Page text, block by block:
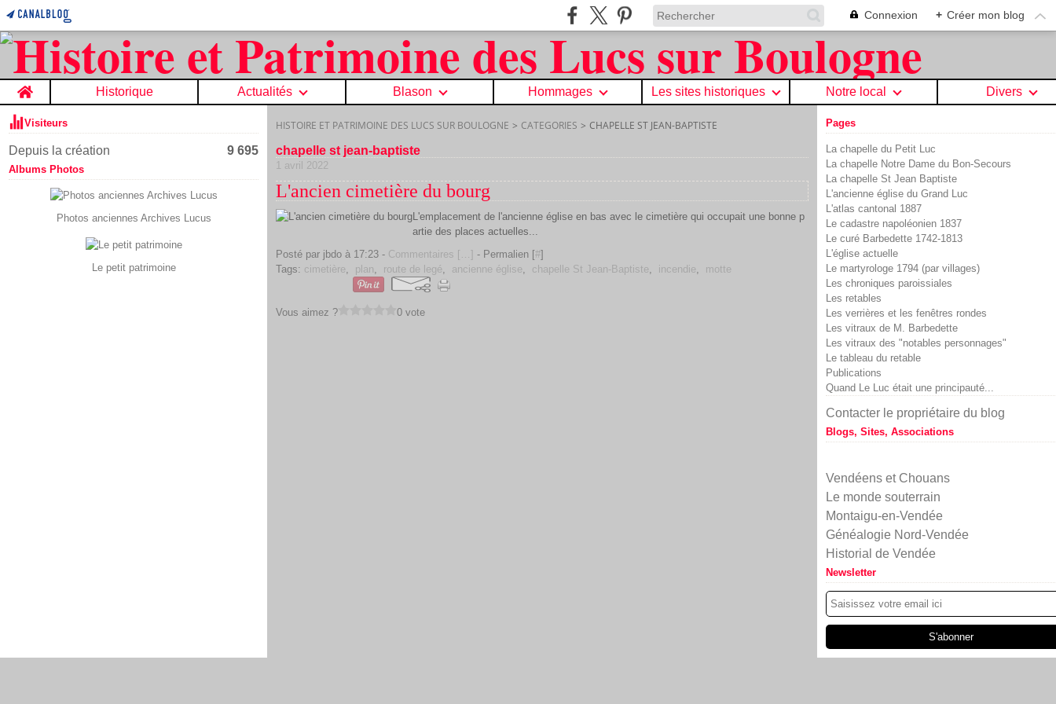
Connexion + Créer mon blog
Home Historique Actualités Blason Hommages Les sites historiques Notre local Divers
Visiteurs
Depuis la création 9 695
Albums Photos
Photos anciennes Archives Lucus
Le petit patrimoine
HISTOIRE ET PATRIMOINE DES LUCS SUR BOULOGNE > CATEGORIES > CHAPELLE ST JEAN-BAPTISTE
chapelle st jean-baptiste
1 avril 2022
L'ancien cimetière du bourg
L'emplacement de l'ancienne église en bas avec le cimetière qui occupait une bonne p
artie des places actuelles...
Posté par jbdo à 17:23 - Commentaires [ …] - Permalien [#]
Tags: cimetière, plan, route de legé, ancienne église, chapelle St Jean-Baptiste, incendie, motte
Vous aimez ? 0 vote
Pages
La chapelle du Petit Luc
La chapelle Notre Dame du Bon-Secours
La chapelle St Jean Baptiste
L'ancienne église du Grand Luc
L'atlas cantonal 1887
Le cadastre napoléonien 1837
Le curé Barbedette 1742-1813
L'église actuelle
Le martyrologe 1794 (par villages)
Les chroniques paroissiales
Les retables
Les verrières et les fenêtres rondes
Les vitraux de M. Barbedette
Les vitraux des "notables personnages"
Le tableau du retable
Publications
Quand Le Luc était une principauté...
Contacter le propriétaire du blog
Blogs, Sites, Associations
Vendéens et Chouans
Le monde souterrain
Montaigu-en-Vendée
Généalogie Nord-Vendée
Historial de Vendée
Newsletter